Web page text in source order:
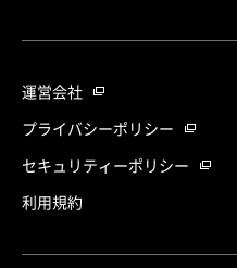
運営会社
プライバシーポリシー
セキュリティーポリシー
利用規約